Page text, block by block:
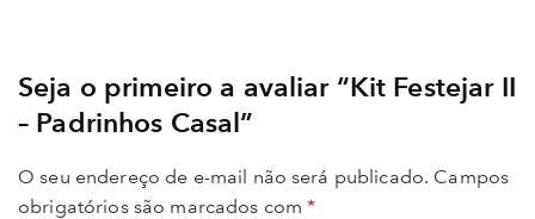
Seja o primeiro a avaliar “Kit Festejar II
– Padrinhos Casal”
O seu endereço de e-mail não será publicado. Campos
obrigatórios são marcados com*